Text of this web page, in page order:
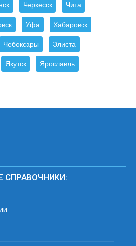
Черкесск Чита
Уфа Хабаровск
Чебоксары Элиста
Якутск Ярославль
СПРАВОЧНИКИ: